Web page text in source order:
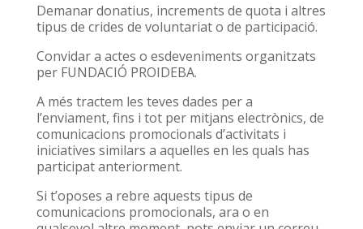
Demanar donatius, increments de quota i altres
tipus de crides de voluntariat o de participació.
Convidar a actes o esdeveniments organitzats
per FUNDACIÓ PROIDEBA.
A més tractem les teves dades per a
l’enviament, fins i tot per mitjans electrònics, de
comunicacions promocionals d’activitats i
iniciatives similars a aquelles en les quals has
participat anteriorment.
Si t’oposes a rebre aquests tipus de
comunicacions promocionals, ara o en